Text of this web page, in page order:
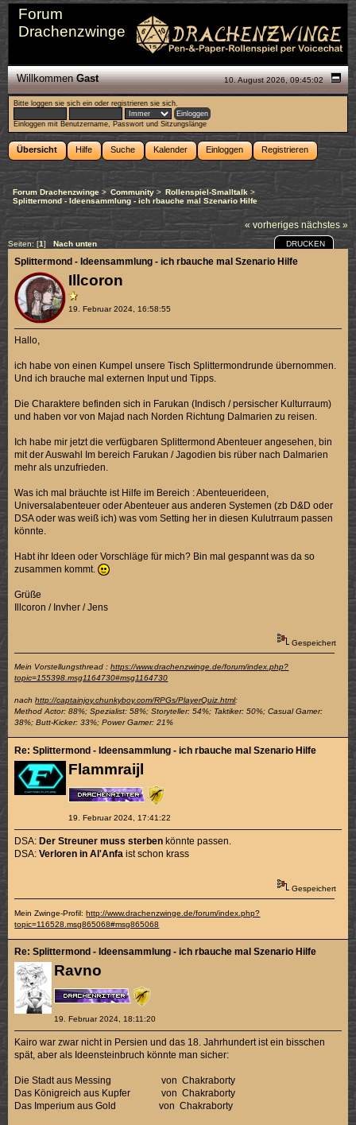
Forum
Drachenzwinge
10. August 2026, 09:45:02
WillkommenGast
Bitte loggen sie sich ein oderregistrieren sie sich.
Einloggen mit Benutzername, Passwort und Sitzungslänge
Übersicht Hilfe Suche Kalender Einloggen Registrieren
Forum Drachenzwinge > Community> Rollenspiel-Smalltalk >
Splittermond - Ideensammlung - ich rbauche mal Szenario Hilfe
« vorheriges nächstes »
Seiten: [1] Nach unten DRUCKEN
Illcoron
19. Februar 2024, 16:58:55
Splittermond - Ideensammlung - ich rbauche mal Szenario Hilfe
Hallo,
ich habe von einen Kumpel unsere Tisch Splittermondrunde übernommen.
Und ich brauche mal externen Input und Tipps.
Die Charaktere befinden sich in Farukan (Indisch / persischer Kulturraum)
und haben vor von Majad nach Norden Richtung Dalmarien zu reisen.
Ich habe mir jetzt die verfügbaren Splittermond Abenteuer angesehen, bin
mit der Auswahl Im bereich Farukan / Jagodien bis rüber nach Dalmarien
mehr als unzufrieden.
Was ich mal bräuchte ist Hilfe im Bereich : Abenteuerideen,
Universalabenteuer oder Abenteuer aus anderen Systemen (zb D&D oder
DSA oder was weiß ich) was vom Setting her in diesen Kulutrraum passen
könnte.
Habt ihr Ideen oder Vorschläge für mich? Bin mal gespannt was da so
zusammen kommt.
Grüße
Illcoron / Invher / Jens
Gespeichert
Mein Vorstellungsthread :https://www.drachenzwinge.de/forum/index.php?
topic=155398.msg1164730#msg1164730
nachhttp://captainjoy.chunkyboy.com/RPGs/PlayerQuiz.html:
Method Actor: 88%; Spezialist: 58%; Storyteller: 54%; Taktiker: 50%; Casual Gamer:
38%; Butt-Kicker: 33%; Power Gamer: 21%
Flammraijl
19. Februar 2024, 17:41:22
Re: Splittermond - Ideensammlung - ich rbauche mal Szenario Hilfe
DSA:Der Streuner muss sterben könnte passen.
DSA:Verloren in Al'Anfa ist schon krass
Gespeichert
Mein Zwinge-Profil:http://www.drachenzwinge.de/forum/index.php?
topic=116528.msg865068#msg865068
Ravno
19. Februar 2024, 18:11:20
Re: Splittermond - Ideensammlung - ich rbauche mal Szenario Hilfe
Kairo war zwar nicht in Persien und das 18. Jahrhundert ist ein bisschen
spät, aber als Ideensteinbruch könnte man sicher:
Die Stadt aus Messing von Chakraborty
Das Königreich aus Kupfer von Chakraborty
Das Imperium aus Gold von Chakraborty